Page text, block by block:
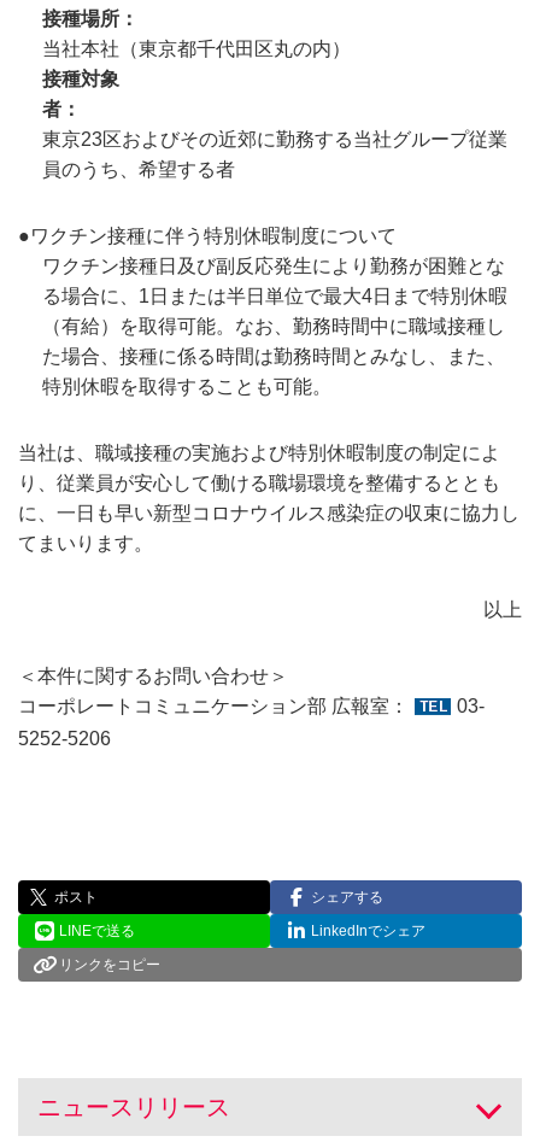
接種場所
当社本社（東京都千代田区丸の内）
接種対象
者
東京23区およびその近郊に勤務する当社グループ従業
員のうち、希望する者
●ワクチン接種に伴う特別休暇制度について
ワクチン接種日及び副反応発生により勤務が困難とな
る場合に、1日または半日単位で最大4日まで特別休暇
（有給）を取得可能。なお、勤務時間中に職域接種し
た場合、接種に係る時間は勤務時間とみなし、また、
特別休暇を取得することも可能。
当社は、職域接種の実施および特別休暇制度の制定によ
り、従業員が安心して働ける職場環境を整備するととも
に、一日も早い新型コロナウイルス感染症の収束に協力し
てまいります。
以上
＜本件に関するお問い合わせ＞
コーポレートコミュニケーション部 広報室：
03-
5252-5206
ポスト
シェアする
LINEで送る
LinkedInでシェア
リンクをコピー
ニュースリリース 開く